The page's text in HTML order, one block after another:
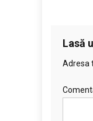
Lasă
Adresa